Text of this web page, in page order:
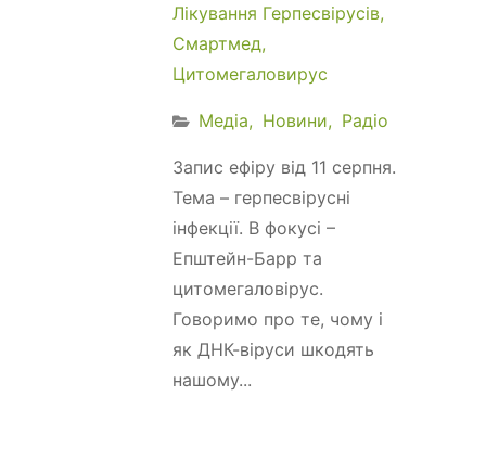
Лікування Герпесвірусів
Смартмед
Цитомегаловирус
Медіа Новини Радіо
Запис ефіру від 11 серпня.
Тема – герпесвірусні
інфекції. В фокусі –
Епштейн-Барр та
цитомегаловірус.
Говоримо про те, чому і
як ДНК-віруси шкодять
нашому...